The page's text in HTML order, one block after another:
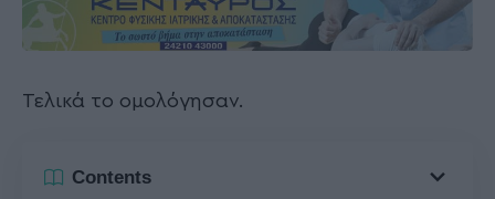
Τελικά το ομολόγησαν.
Contents